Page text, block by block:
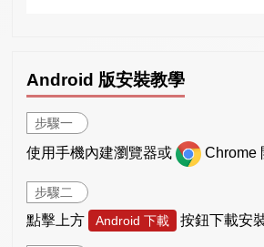
Android 版安裝教學
步驟一
使用手機內建瀏覽器或 Chrome
步驟二
點擊上方 Android 下載 按鈕下載安